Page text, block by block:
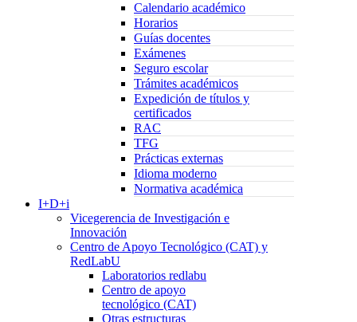
Calendario académico
Horarios
Guías docentes
Exámenes
Seguro escolar
Trámites académicos
Expedición de títulos y
certificados
RAC
TFG
Prácticas externas
Idioma moderno
Normativa académica
I+D+i
Vicegerencia de Investigación e
Innovación
Centro de Apoyo Tecnológico (CAT) y
RedLabU
Laboratorios redlabu
Centro de apoyo
tecnológico (CAT)
Otras estructuras